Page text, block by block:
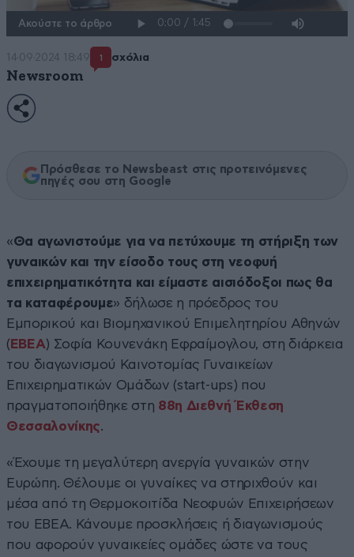
Ακούστε το άρθρο
14·09·2024 18:49 1 σχόλια
Newsroom
Πρόσθεσε το Newsbeast στις προτεινόμενες
πηγές σου στη Google
«Θα αγωνιστούμε για να πετύχουμε τη στήριξη των
γυναικών και την είσοδο τους στη νεοφυή
επιχειρηματικότητα και είμαστε αισιόδοξοι πως θα
τα καταφέρουμε» δήλωσε η πρόεδρος του
Εμπορικού και Βιομηχανικού Επιμελητηρίου Αθηνών
( ΕΒΕΑ) Σοφία Κουνενάκη Εφραίμογλου, στη διάρκεια
του διαγωνισμού Καινοτομίας Γυναικείων
Επιχειρηματικών Ομάδων (start-ups) που
πραγματοποιήθηκε στη 88η Διεθνή Έκθεση
Θεσσαλονίκης.
«Έχουμε τη μεγαλύτερη ανεργία γυναικών στην
Ευρώπη. Θέλουμε οι γυναίκες να στηριχθούν και
μέσα από τη Θερμοκοιτίδα Νεοφυών Επιχειρήσεων
του ΕΒΕΑ. Κάνουμε προσκλήσεις ή διαγωνισμούς
που αφορούν γυναικείες ομάδες ώστε να τους